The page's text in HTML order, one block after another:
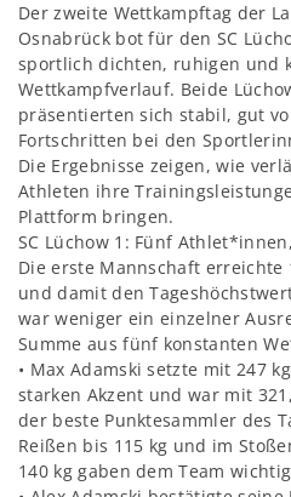
Der zweite Wettkampftag der
Osnabrück bot für den SC
sportlich dichten, ruhigen und
Wettkampfverlauf. Beide
präsentierten sich stabil, gut
Fortschritten bei den
Die Ergebnisse zeigen, wie
Athleten ihre
Plattform bringen.
SC Lüchow 1: Fünf
Die erste Mannschaft erreichte
und damit den
war weniger ein einzelner
Summe aus fünf konstanten
• Max Adamski setzte mit 247
starken Akzent und war mit
der beste Punktesammler des
Reißen bis 115 kg und im
140 kg gaben dem Team